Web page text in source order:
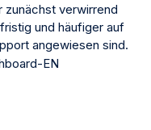
zunächst verwirrend
und häufiger auf
angewiesen sind.